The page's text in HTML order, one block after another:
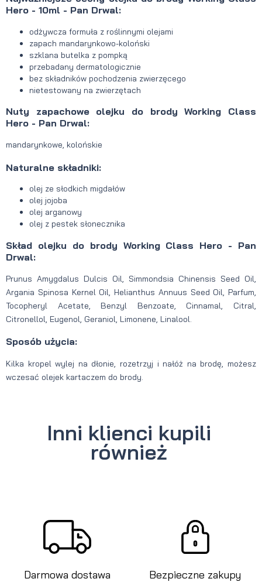
Hero - 10ml - Pan Drwal:
odżywcza formuła z roślinnymi olejami
zapach mandarynkowo-koloński
szklana butelka z pompką
przebadany dermatologicznie
bez składników pochodzenia zwierzęcego
nietestowany na zwierzętach
Nuty zapachowe olejku do brody Working Class
Hero - Pan Drwal:
mandarynkowe, kolońskie
Naturalne składniki:
olej ze słodkich migdałów
olej jojoba
olej arganowy
olej z pestek słonecznika
Skład olejku do brody Working Class Hero - Pan
Drwal:
Prunus Amygdalus Dulcis Oil, Simmondsia Chinensis Seed Oil,
Argania Spinosa Kernel Oil, Helianthus Annuus Seed Oil, Parfum,
Tocopheryl Acetate, Benzyl Benzoate, Cinnamal, Citral,
Citronellol, Eugenol, Geraniol, Limonene, Linalool.
Sposób użycia:
Kilka kropel wylej na dłonie, rozetrzyj i nałóż na brodę, możesz
wczesać olejek kartaczem do brody.
Inni klienci kupili
również
Darmowa dostawa Bezpieczne zakupy